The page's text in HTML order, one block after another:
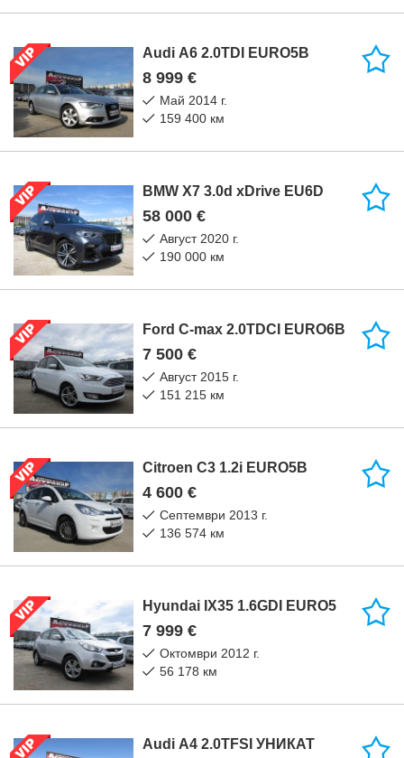
Audi A6 2.0TDI EURO5B
8 999 €
май 2014 г.
159 400 км
BMW X7 3.0d xDrive EU6D
58 000 €
август 2020 г.
190 000 км
Ford C-max 2.0TDCI EURO6B
7 500 €
август 2015 г.
151 215 км
Citroen C3 1.2i EURO5B
4 600 €
септември 2013 г.
136 574 км
Hyundai IX35 1.6GDI EURO5
7 999 €
октомври 2012 г.
56 178 км
Audi A4 2.0TFSI УНИКАТ